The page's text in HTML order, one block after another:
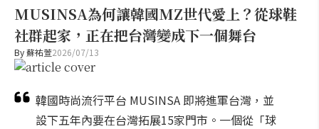
MUSINSA為何讓韓國MZ世代愛上？從球鞋
社群起家，正在把台灣變成下一個舞台
By蘇祐萱2026/07/13
韓國時尚流行平台 MUSINSA 即將進軍台灣，並
設下五年內要在台灣拓展15家門市。一個從「球